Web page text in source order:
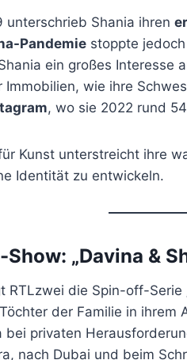
unterschrieb Shania ihren
Pandemie stoppte
ein großes Interesse
Immobilien, wie ihre
, wo sie 2022 rund
Kunst unterstreicht ihre
Identität zu entwickeln.
„Davina &
RTLzwei die Spin-off-Serie
der Familie in
bei privaten
nach Dubai und beim